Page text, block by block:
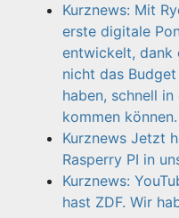
Kurznews: Mit
erste digitale
entwickelt, dank
nicht das
haben, schnell
kommen können.
Kurznews Jetzt
Rasperry PI in
Kurznews:
hast ZDF. Wir